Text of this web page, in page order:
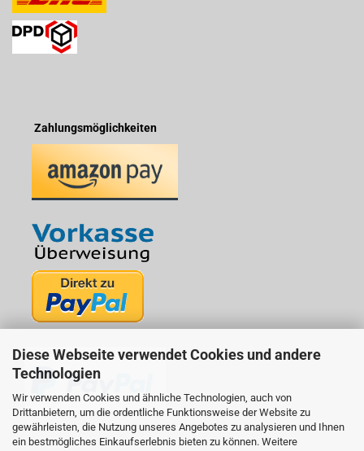
Diese Webseite verwendet Cookies und andere
Technologien
Wir verwenden Cookies und ähnliche Technologien, auch von
Drittanbietern, um die ordentliche Funktionsweise der Website zu
gewährleisten, die Nutzung unseres Angebotes zu analysieren und Ihnen
ein bestmögliches Einkaufserlebnis bieten zu können. Weitere
Zahlungsmöglichkeiten